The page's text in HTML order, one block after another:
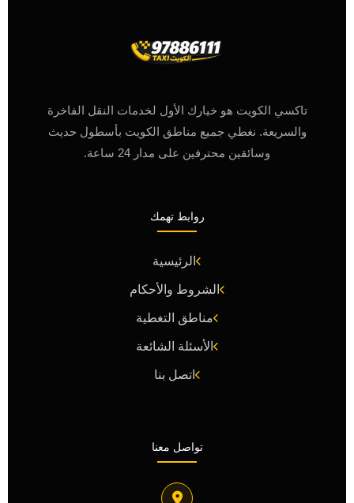
تاكسي الكويت هو خيارك الأول لخدمات النقل الفاخرة
والسريعة. نغطي جميع مناطق الكويت بأسطول حديث
وسائقين محترفين على مدار 24 ساعة.
روابط تهمك
الرئيسية
الشروط والأحكام
مناطق التغطية
الأسئلة الشائعة
اتصل بنا
تواصل معنا